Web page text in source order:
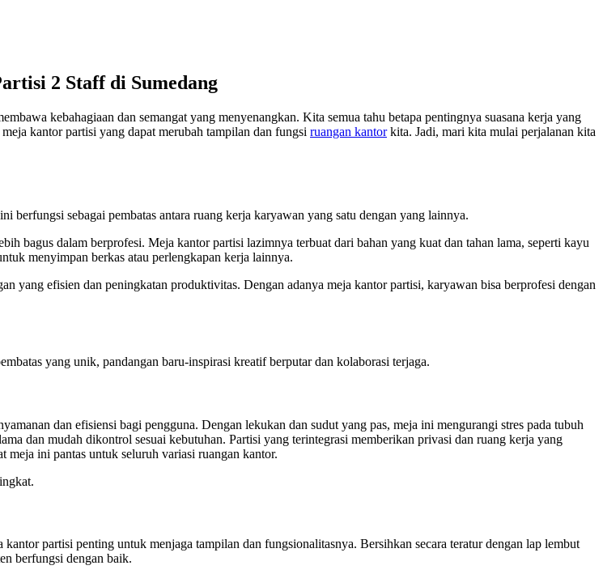
2 Staff di Sumedang
kebahagiaan dan semangat yang menyenangkan. Kita semua tahu betapa pentingnya suasana kerja yang
kantor partisi yang dapat merubah tampilan dan fungsi ruangan kantorkita. Jadi, mari kita mulai perjalanan kita
berfungsi sebagai pembatas antara ruang kerja karyawan yang satu dengan yang lainnya.
bagus dalam berprofesi. Meja kantor partisi lazimnya terbuat dari bahan yang kuat dan tahan lama, seperti kayu
menyimpan berkas atau perlengkapan kerja lainnya.
yang efisien dan peningkatan produktivitas. Dengan adanya meja kantor partisi, karyawan bisa berprofesi dengan
yang unik, pandangan baru-inspirasi kreatif berputar dan kolaborasi terjaga.
dan efisiensi bagi pengguna. Dengan lekukan dan sudut yang pas, meja ini mengurangi stres pada tubuh
dan mudah dikontrol sesuai kebutuhan. Partisi yang terintegrasi memberikan privasi dan ruang kerja yang
ini pantas untuk seluruh variasi ruangan kantor.
partisi penting untuk menjaga tampilan dan fungsionalitasnya. Bersihkan secara teratur dengan lap lembut
berfungsi dengan baik.